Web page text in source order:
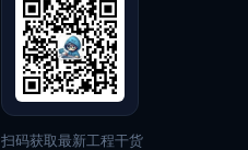
扫码获取最新工程干货